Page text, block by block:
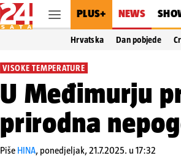
PLUS+ NEWS
Hrvatska Dan pobjede
VISOKE TEMPERATURE
U Međimurju
prirodna
Piše HINA, ponedjeljak, 21.7.2025. u 17:32